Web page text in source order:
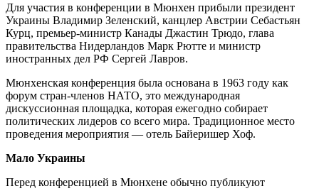
Для участия в конференции в Мюнхен прибыли президент
Украины Владимир Зеленский, канцлер Австрии Себастьян
Курц, премьер-министр Канады Джастин Трюдо, глава
правительства Нидерландов Марк Рютте и министр
иностранных дел РФ Сергей Лавров.
Мюнхенская конференция была основана в 1963 году как
форум стран-членов НАТО, это международная
дискуссионная площадка, которая ежегодно собирает
политических лидеров со всего мира. Традиционное место
проведения мероприятия — отель Байеришер Хоф.
Мало Украины
Перед конференцией в Мюнхене обычно публикуют